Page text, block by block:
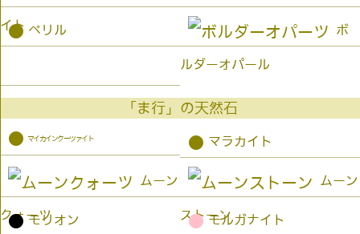
イト
● ベリル ボ
ルダーオパール
「ま行」の天然石
● マイカインクーツァイト ● マラカイト
ムーン
クォーツ
ムーン
ストーン
● モリオン ● モルガナイト